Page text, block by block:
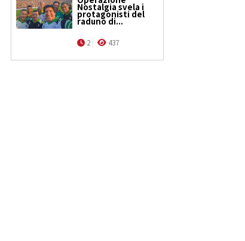
Nostalgia svela i
protagonisti del
raduno di...
2 437